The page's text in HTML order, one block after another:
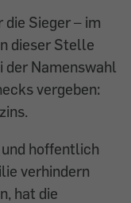
Sieger – im
dieser Stelle
der Namenswahl
vergeben:
hoffentlich
verhindern
hat die